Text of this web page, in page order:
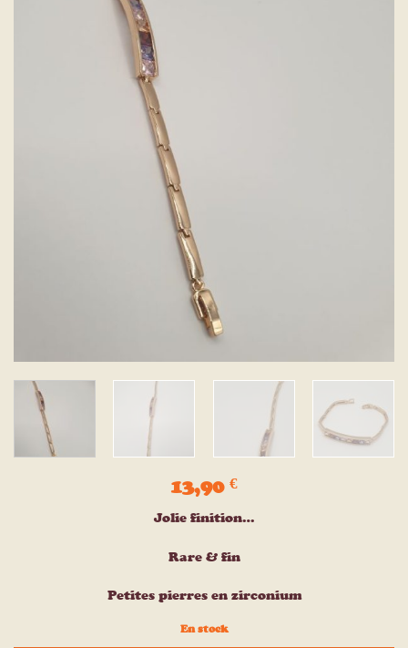
13,90 €
Jolie finition…
Rare & fin
Petites pierres en zirconium
En stock